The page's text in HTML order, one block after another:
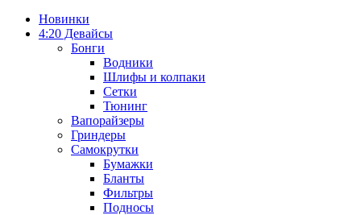
Новинки
4:20 Девайсы
Бонги
Водники
Шлифы и колпаки
Сетки
Тюнинг
Вапорайзеры
Гриндеры
Самокрутки
Бумажки
Бланты
Фильтры
Подносы